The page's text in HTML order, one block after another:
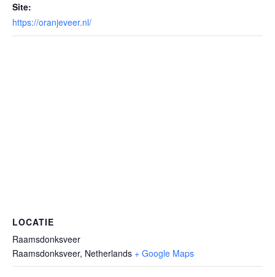
Site:
https://oranjeveer.nl/
LOCATIE
Raamsdonksveer
Raamsdonksveer, Netherlands + Google Maps